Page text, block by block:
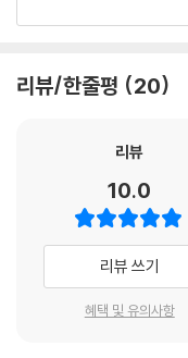
“아니네, 거긴 너무 멀어.
그는 아내를 쿡 찔렀다.
“산, 당신도 좀 봐줘. 헤르
“유감스럽게도… 아닌 것 같
헤르트는 이 상황이 왜 유
네덜란드 국민 작가 헨드릭
스토리텔링의 정점을 보여
“헨드릭 흐룬은 무거운 주
같은 스타일을 가졌다.” - 〈
“또 하나의 놀랍고도 비극
“누구든지 쉽게 읽고 깊게
〈알게멘 다그블라드〉
헨드릭 흐룬은 슬픔을 억
좋아하는 작가 파트리크
- 이병률 (시인, 여행작가)
리뷰/한줄평 20
리뷰
10.0
리뷰 쓰기
혜택 및 유의사항